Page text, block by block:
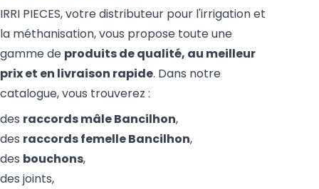
IRRI PIECES, votre distributeur pour l'irrigation et
la méthanisation, vous propose toute une
gamme de produits de qualité, au meilleur
prix et en livraison rapide. Dans notre
catalogue, vous trouverez :
des raccords mâle Bancilhon,
des raccords femelle Bancilhon,
des bouchons,
des joints,